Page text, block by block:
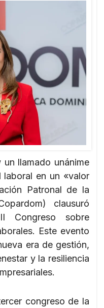
llamado unánime
laboral en un «valor
Patronal de la
clausuró
Congreso sobre
Este evento
era de gestión,
y la resiliencia
congreso de la